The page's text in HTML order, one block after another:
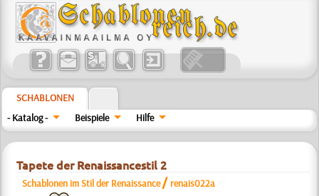
SCHABLONEN
- Katalog -
Beispiele Hilfe
Tapete der Renaissancestil 2
Schablonen im Stil der Renaissance / renais022a